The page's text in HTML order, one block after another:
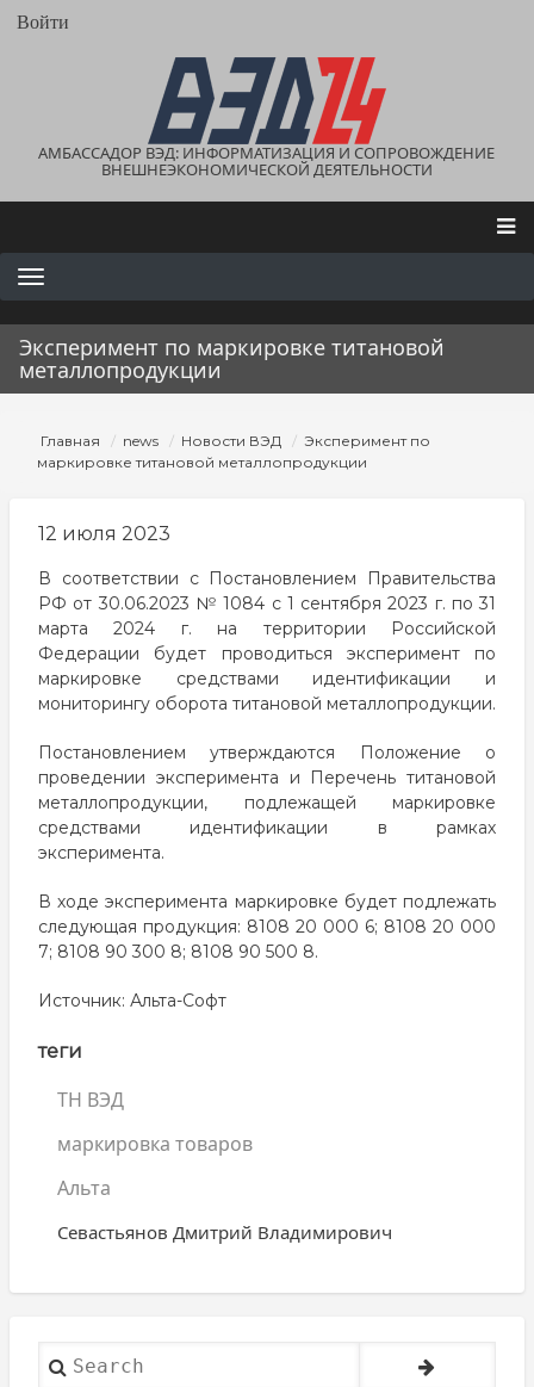
Перейти
User
Войти
АМБАССАДОР ВЭД: ИНФОРМАТИЗАЦИЯ И СОПРОВОЖДЕНИЕ
ВНЕШНЕЭКОНОМИЧЕСКОЙ ДЕЯТЕЛЬНОСТИ
Main
navigation
Эксперимент по маркировке титановой
металлопродукции
Строка
навигации
Главная news Новости ВЭД
Эксперимент по
маркировке титановой металлопродукции
12 июля 2023
В соответствии с Постановлением Правительства
РФ от 30.06.2023 № 1084 с 1 сентября 2023 г. по 31
марта 2024 г. на территории Российской
Федерации будет проводиться эксперимент по
маркировке средствами идентификации и
мониторингу оборота титановой металлопродукции.
Постановлением утверждаются Положение о
проведении эксперимента и Перечень титановой
металлопродукции, подлежащей маркировке
средствами идентификации в рамках
эксперимента.
В ходе эксперимента маркировке будет подлежать
следующая продукция: 8108 20 000 6; 8108 20 000
7; 8108 90 300 8; 8108 90 500 8.
Источник: Альта-Софт
теги
ТН ВЭД
маркировка товаров
Альта
Севастьянов Дмитрий Владимирович
Search